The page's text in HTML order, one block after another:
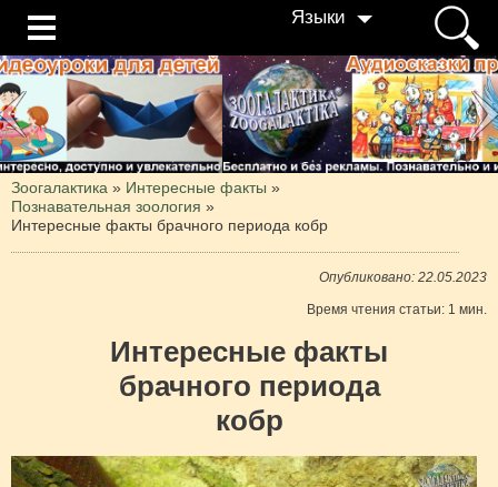
Языки
Зоогалактика » Интересные факты »
Познавательная зоология »
Интересные факты брачного периода кобр
Опубликовано: 22.05.2023
Время чтения статьи: 1 мин.
Интересные факты
брачного периода
кобр